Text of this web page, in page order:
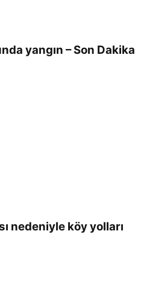
yangın – Son Dakika
nedeniyle köy yolları